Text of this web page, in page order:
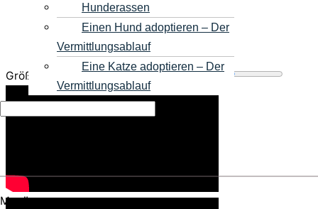
Hunderassen
Einen Hund adoptieren – Der
Vermittlungsablauf
Eine Katze adoptieren – Der
Vermittlungsablauf
Menü
Größe des Videobereichs anpassen